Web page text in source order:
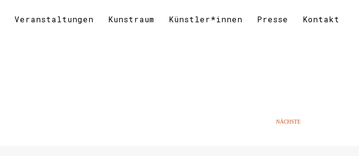
Veranstaltungen Kunstraum Künstler*innen Presse Kontakt
NÄCHSTE